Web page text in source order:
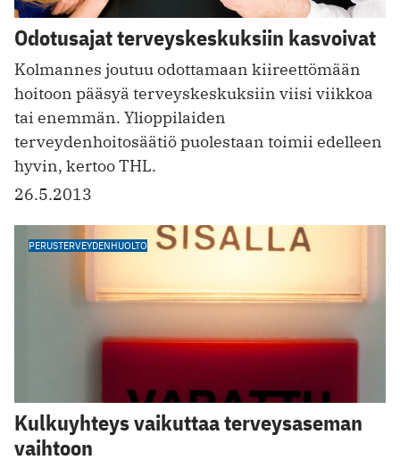
Odotusajat terveyskeskuksiin kasvoivat
Kolmannes joutuu odottamaan kiireettömään
hoitoon pääsyä terveyskeskuksiin viisi viikkoa
tai enemmän. Ylioppilaiden
terveydenhoitosäätiö puolestaan toimii edelleen
hyvin, kertoo THL.
26.5.2013
PERUSTERVEYDENHUOLTO
Kulkuyhteys vaikuttaa terveysaseman
vaihtoon